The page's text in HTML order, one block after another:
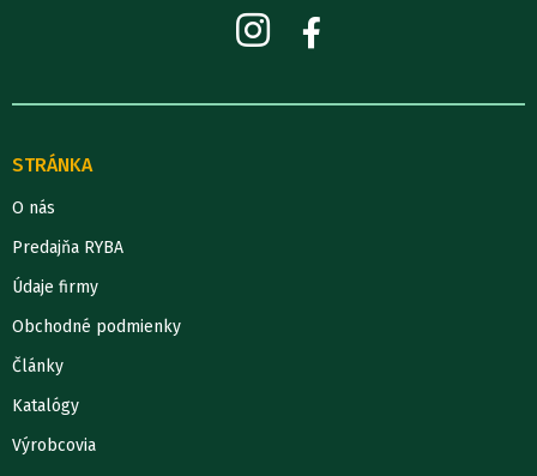
STRÁNKA
O nás
Predajňa RYBA
Údaje firmy
Obchodné podmienky
Články
Katalógy
Výrobcovia